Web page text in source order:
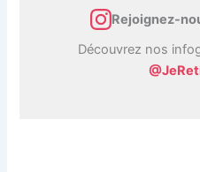
Rejoignez-
Découvrez nos